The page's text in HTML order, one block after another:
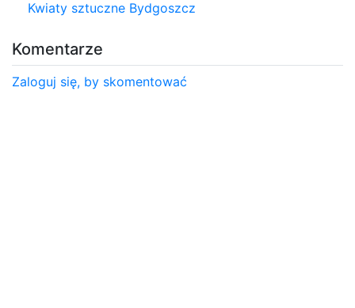
Kwiaty sztuczne Bydgoszcz
Komentarze
Zaloguj się, by skomentować